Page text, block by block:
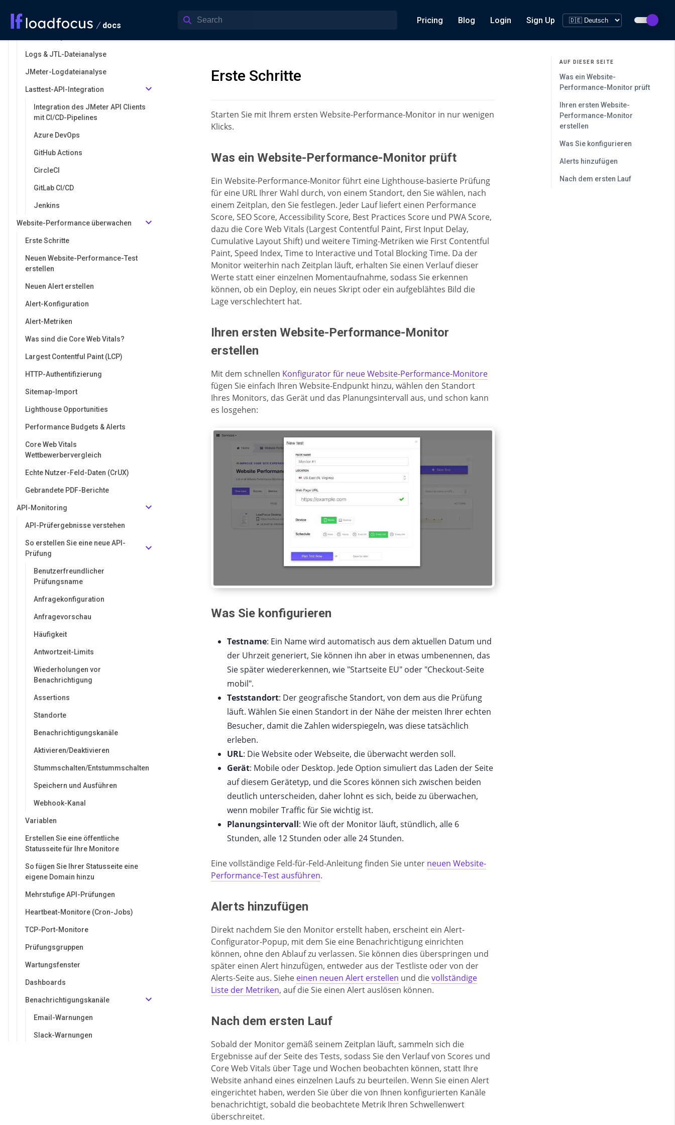
docs
Pricing Blog Login Sign Up
Lasttest-Erkenntnisse
Logs & JTL-Dateianalyse
JMeter-Logdateianalyse
Lasttest-API-Integration
Integration des JMeter API Clients
mit CI/CD-Pipelines
Azure DevOps
GitHub Actions
CircleCI
GitLab CI/CD
Jenkins
Website-Performance überwachen
Erste Schritte
Neuen Website-Performance-Test
erstellen
Neuen Alert erstellen
Alert-Konfiguration
Alert-Metriken
Was sind die Core Web Vitals?
Largest Contentful Paint (LCP)
HTTP-Authentifizierung
Sitemap-Import
Lighthouse Opportunities
Performance Budgets & Alerts
Core Web Vitals
Wettbewerbervergleich
Echte Nutzer-Feld-Daten (CrUX)
Gebrandete PDF-Berichte
API-Monitoring
API-Prüfergebnisse verstehen
So erstellen Sie eine neue API-
Prüfung
Benutzerfreundlicher
Prüfungsname
Anfragekonfiguration
Anfragevorschau
Häufigkeit
Antwortzeit-Limits
Wiederholungen vor
Benachrichtigung
Assertions
Standorte
Benachrichtigungskanäle
Aktivieren/Deaktivieren
Stummschalten/Entstummschalten
Speichern und Ausführen
Webhook-Kanal
Variablen
Erstellen Sie eine öffentliche
Statusseite für Ihre Monitore
So fügen Sie Ihrer Statusseite eine
eigene Domain hinzu
Mehrstufige API-Prüfungen
Heartbeat-Monitore (Cron-Jobs)
TCP-Port-Monitore
Prüfungsgruppen
Wartungsfenster
Dashboards
Benachrichtigungskanäle
Email-Warnungen
Slack-Warnungen
Erste Schritte
Starten Sie mit Ihrem ersten Website-Performance-Monitor in nur wenigen
Klicks.
Was ein Website-Performance-Monitor prüft
Ein Website-Performance-Monitor führt eine Lighthouse-basierte Prüfung
für eine URL Ihrer Wahl durch, von einem Standort, den Sie wählen, nach
einem Zeitplan, den Sie festlegen. Jeder Lauf liefert einen Performance
Score, SEO Score, Accessibility Score, Best Practices Score und PWA Score,
dazu die Core Web Vitals (Largest Contentful Paint, First Input Delay,
Cumulative Layout Shift) und weitere Timing-Metriken wie First Contentful
Paint, Speed Index, Time to Interactive und Total Blocking Time. Da der
Monitor weiterhin nach Zeitplan läuft, erhalten Sie einen Verlauf dieser
Werte statt einer einzelnen Momentaufnahme, sodass Sie erkennen
können, ob ein Deploy, ein neues Skript oder ein aufgeblähtes Bild die
Lage verschlechtert hat.
Ihren ersten Website-Performance-Monitor
erstellen
Mit dem schnellen Konfigurator für neue Website-Performance-Monitore
fügen Sie einfach Ihren Website-Endpunkt hinzu, wählen den Standort
Ihres Monitors, das Gerät und das Planungsintervall aus, und schon kann
es losgehen:
Was Sie konfigurieren
Testname: Ein Name wird automatisch aus dem aktuellen Datum und
der Uhrzeit generiert, Sie können ihn aber in etwas umbenennen, das
Sie später wiedererkennen, wie "Startseite EU" oder "Checkout-Seite
mobil".
Teststandort: Der geografische Standort, von dem aus die Prüfung
läuft. Wählen Sie einen Standort in der Nähe der meisten Ihrer echten
Besucher, damit die Zahlen widerspiegeln, was diese tatsächlich
erleben.
URL: Die Website oder Webseite, die überwacht werden soll.
Gerät: Mobile oder Desktop. Jede Option simuliert das Laden der Seite
auf diesem Gerätetyp, und die Scores können sich zwischen beiden
deutlich unterscheiden, daher lohnt es sich, beide zu überwachen,
wenn mobiler Traffic für Sie wichtig ist.
Planungsintervall: Wie oft der Monitor läuft, stündlich, alle 6
Stunden, alle 12 Stunden oder alle 24 Stunden.
Eine vollständige Feld-für-Feld-Anleitung finden Sie unter neuen Website-
Performance-Test ausführen.
Alerts hinzufügen
Direkt nachdem Sie den Monitor erstellt haben, erscheint ein Alert-
Configurator-Popup, mit dem Sie eine Benachrichtigung einrichten
können, ohne den Ablauf zu verlassen. Sie können dies überspringen und
später einen Alert hinzufügen, entweder aus der Testliste oder von der
Alerts-Seite aus. Siehe einen neuen Alert erstellen und dievollständige
Liste der Metriken, auf die Sie einen Alert auslösen können.
Nach dem ersten Lauf
Sobald der Monitor gemäß seinem Zeitplan läuft, sammeln sich die
Ergebnisse auf der Seite des Tests, sodass Sie den Verlauf von Scores und
Core Web Vitals über Tage und Wochen beobachten können, statt Ihre
Website anhand eines einzelnen Laufs zu beurteilen. Wenn Sie einen Alert
eingerichtet haben, werden Sie über die von Ihnen konfigurierten Kanäle
benachrichtigt, sobald die beobachtete Metrik Ihren Schwellenwert
überschreitet.
AUF DIESER SEITE
Was ein Website-
Performance-Monitor prüft
Ihren ersten Website-
Performance-Monitor
erstellen
Was Sie konfigurieren
Alerts hinzufügen
Nach dem ersten Lauf